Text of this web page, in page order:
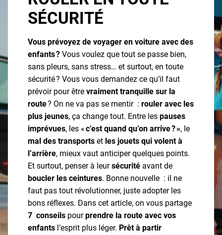
SÉCURITÉ
Vous prévoyez de voyager en voiture avec des
enfants ? Vous voulez que tout se passe bien,
sans pleurs, sans stress… et surtout, en toute
sécurité ? Vous vous demandez ce qu’il faut
prévoir pour être vraiment tranquille sur la
route? On ne va pas se mentir : rouler avec les
plus jeunes, ça change tout. Entre les pauses
imprévues, les «c’est quand qu’on arrive ? », le
mal des transports et les jouets qui volent à
l’arrière, mieux vaut anticiper quelques points.
Et surtout, penser à leursécurité avant de
boucler les ceintures. Bonne nouvelle : il ne
faut pas tout révolutionner, juste adopter les
bons réflexes. Dans cet article, on vous partage
7 conseils pourprendre la route avec vos
enfants l’esprit plus léger. Prêt à partir